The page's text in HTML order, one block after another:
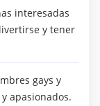
interesadas
y tener
gays y
apasionados.